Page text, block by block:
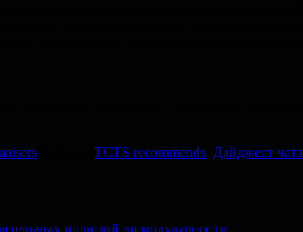
TCTS recommends Дайджест чата
иллюзий до модулярности